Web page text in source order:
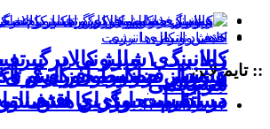
بررسی ضوابط افزایش
در نشست وزرای اقتصاد و
عبور از حضورمحوری و
در ادارات برای کاهش
زمانبندی شارژ کالابرگ
جزئیات
کالابرگ ۱ میلیونی در
سه‌رقمی
هشدار فراکسیون
مستقیم، جایگزین حذف
:: تایم لاین
۱۶ مرداد ۱۴۰۵